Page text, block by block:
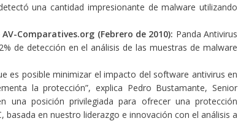
una cantidad impresionante de malware utilizando
Comparatives.org (Febrero de 2010): Panda Antivirus
de detección en el análisis de las muestras de malware
es posible minimizar el impacto del software antivirus en
la protección”, explica Pedro Bustamante, Senior
una posición privilegiada para ofrecer una protección
en nuestro liderazgo e innovación con el análisis a